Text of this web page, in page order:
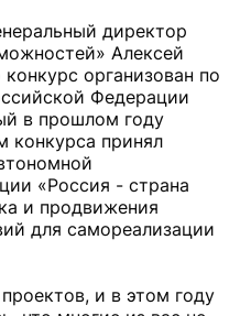
директор
Алексей
организован по
Федерации
в прошлом году
конкурса принял
«Россия - страна
и продвижения
для самореализации
и в этом году